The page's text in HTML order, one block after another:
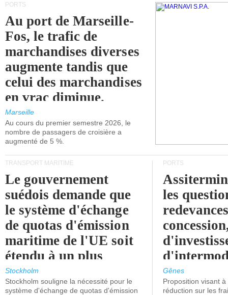
PORTS
Au port de Marseille-
Fos, le trafic de
marchandises diverses
augmente tandis que
celui des marchandises
en vrac diminue.
Marseille
Au cours du premier semestre 2026, le
nombre de passagers de croisière a
augmenté de 5 %.
TRANSPORT MARITIME
Le gouvernement
suédois demande que
le système d'échange
de quotas d'émission
maritime de l'UE soit
étendu à un plus
grand nombre de
navires.
Stockholm
Stockholm souligne la nécessité pour le
système d'échange de quotas d'émission
PORTS
les
l'attention
politiciens.
Gênes
Proposition visant
réduction sur les